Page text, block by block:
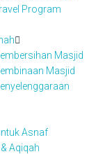
Program
Masjid
Masjid
Asnaf
Aqiqah